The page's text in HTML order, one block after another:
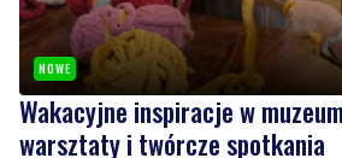
NOWE
Wakacyjne inspiracje w
warsztaty i twórcze spotkania